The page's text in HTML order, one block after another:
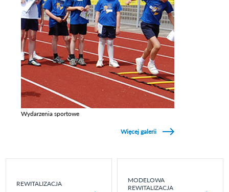
Wydarzenia sportowe
Więcej galerii
REWITALIZACJA
MODELOWA
REWITALIZACJA